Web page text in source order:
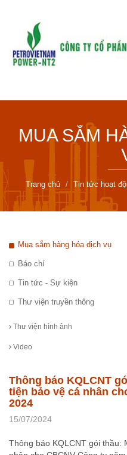
MUA SẮM
Trang chủ Tin tức hoạt
Mua sắm hàng hóa dịch vụ
Báo chí
Tin tức - Sự kiện
Thư viện truyền thông
Thư viện hình ảnh
Video
Thông báo KQLCNT
tiện bảo vệ cá nhân
2024
15/07/2024
Thông báo KQLCNT gói thầu: